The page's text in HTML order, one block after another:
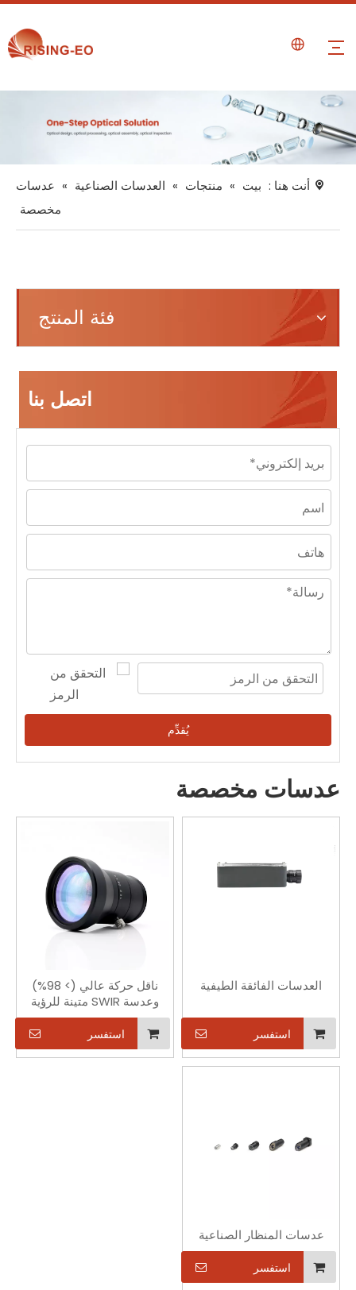
أنت هنا : بيت » منتجات » العدسات الصناعية » عدسات
مخصصة
فئة المنتج
اتصل بنا
يُقدِّم
عدسات مخصصة
العدسات الفائقة الطيفية
استفسر
ناقل حركة عالي (> 98%)
وعدسة SWIR متينة للرؤية
الصناعية مقاس 25 مم ببعد
بؤري F1.8
استفسر
عدسات المنظار الصناعية
استفسر